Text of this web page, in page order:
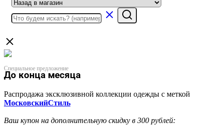
Специальное предложение
До конца месяца
Распродажа эксклюзивной коллекции одежды с меткой
МосковскийСтиль
Ваш купон на дополнительную скидку в 300 рублей: